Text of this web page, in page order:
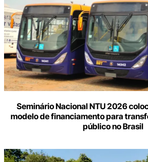
Seminário Nacional NTU 2026
modelo de financiamento para
público no Brasil